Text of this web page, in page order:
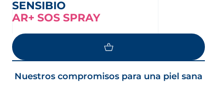
SENSIBIO
AR+ SOS SPRAY
Nuestros compromisos para una piel sana